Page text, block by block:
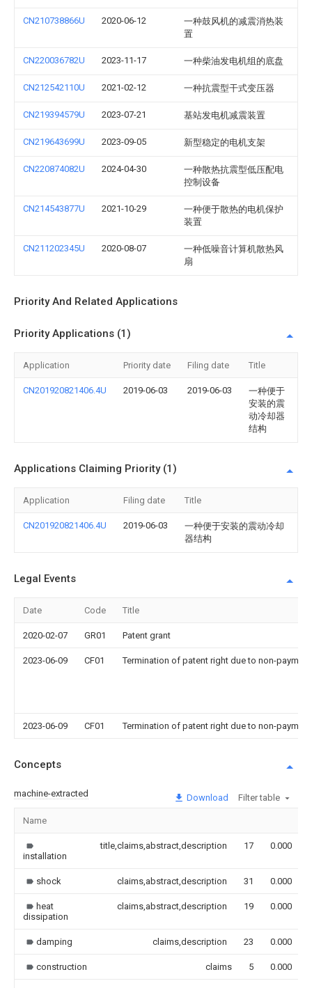
CN210738866U 2020-06-12
一种鼓风机的减震消热装
置
CN220036782U 2023-11-17 一种柴油发电机组的底盘
CN212542110U 2021-02-12 一种抗震型干式变压器
CN219394579U 2023-07-21 基站发电机减震装置
CN219643699U 2023-09-05 新型稳定的电机支架
CN220874082U 2024-04-30
一种散热抗震型低压配电
控制设备
CN214543877U 2021-10-29
一种便于散热的电机保护
装置
CN211202345U 2020-08-07
一种低噪音计算机散热风
扇
Priority And Related Applications
Priority Applications (1)
Application Priority date Filing date Title
CN201920821406.4U 2019-06-03 2019-06-03
一种便于
安装的震
动冷却器
结构
Applications Claiming Priority (1)
Application Filing date Title
CN201920821406.4U 2019-06-03
一种便于安装的震动冷却
器结构
Legal Events
Date Code Title
2020-02-07 GR01 Patent grant
2023-06-09 CF01 Termination of patent right due to non-
2023-06-09 CF01 Termination of patent right due to non-
Concepts
machine-extracted Download Filter table
Name
installation
title,claims,abstract,description 17 0.000
shock claims,abstract,description 31 0.000
heat
dissipation
claims,abstract,description 19 0.000
damping claims,description 23 0.000
construction claims 5 0.000